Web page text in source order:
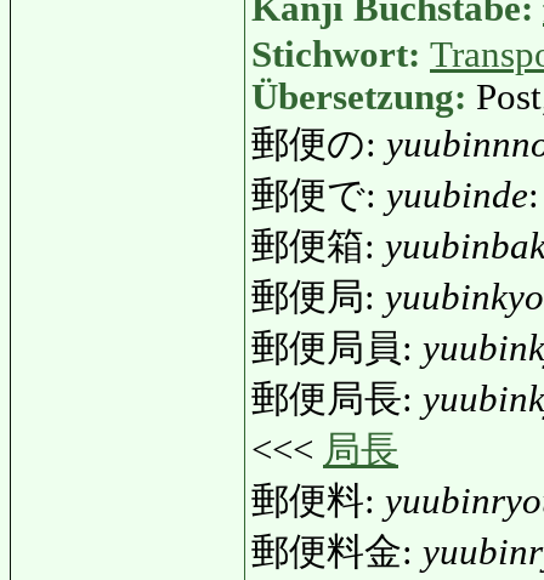
Stichwort:
Übersetzung:
郵便の:
郵便で: yuubinde
郵便箱:
郵便局:
郵便局員:
郵便局長:
<<< 局長
郵便料:
郵便料金: